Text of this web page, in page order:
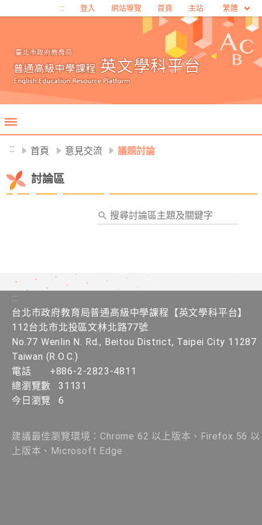
移至網頁之主要內容區位置
::: 登入 網站導覽 首頁 主站 繁體
::: 首頁 意見交流 議題討論
討論區
:::
台北市政府教育局普通高級中學課程【英文學科平台】
112台北市北投區文林北路77號
No.77 Wenlin N. Rd., Beitou District, Taipei City 11287
Taiwan (R.O.C.)
電話
+886-2-2823-4811
總瀏覽數
31131
今日瀏覽
6
建議最佳瀏覽環境：Chrome 62 以上版本、Firefox 56 以
上版本、Microsoft Edge